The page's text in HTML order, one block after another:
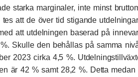
starka marginaler, inte minst
att de över tid stigande
att utdelningen baserad på
Skulle den behållas på samma
2023 cirka 4,5 %.
är 42 % samt 28,2 %. Detta